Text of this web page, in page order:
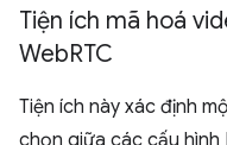
Tiện ích mã hoá
WebRTC
Tiện ích này xác định
chọn giữa các cấu